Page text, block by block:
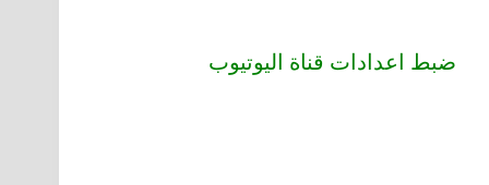
ضبط اعدادات قناة اليوتيوب